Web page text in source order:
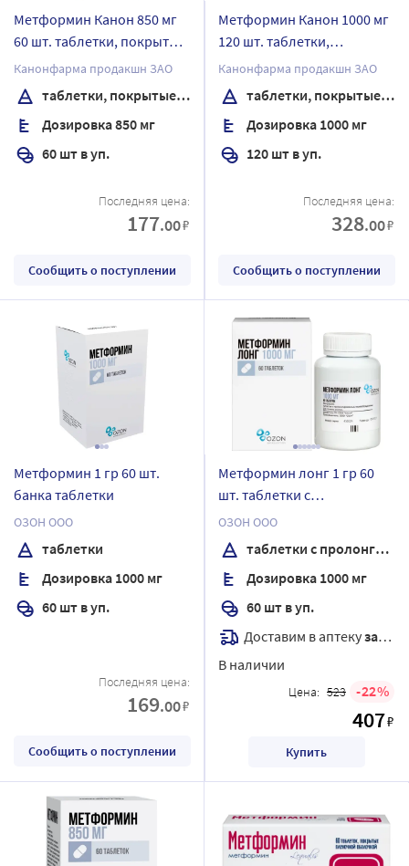
Метформин Канон 850 мг
60 шт. таблетки, покрытые
пленочной оболочкой
банка
Канонфарма продакшн ЗАО
таблетки, покрытые пленочной оболочкой
Дозировка 850 мг
60 шт в уп.
Последняя цена:
177.00₽
Сообщить о поступлении
Метформин Канон 1000 мг
120 шт. таблетки,
покрытые пленочной
оболочкой банка
Канонфарма продакшн ЗАО
таблетки, покрытые пленочной оболочкой
Дозировка 1000 мг
120 шт в уп.
Последняя цена:
328.00₽
Сообщить о поступлении
Метформин 1 гр 60 шт.
банка таблетки
ОЗОН ООО
таблетки
Дозировка 1000 мг
60 шт в уп.
Последняя цена:
169.00₽
Сообщить о поступлении
Метформин лонг 1 гр 60
шт. таблетки с
пролонгированным
высвобождением
ОЗОН ООО
таблетки с пролонгированным высвобождением
Дозировка 1000 мг
60 шт в уп.
Доставим в аптекузавтра
В наличии
Цена: 523 22
407₽
Купить